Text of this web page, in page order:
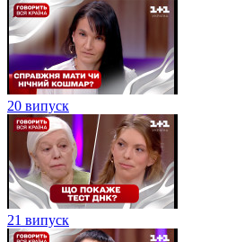
20 випуск
21 випуск